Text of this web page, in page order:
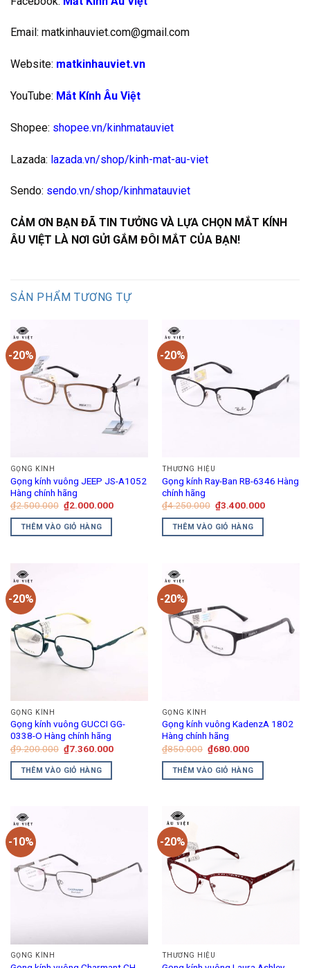
Email: matkinhauviet.com@gmail.com
Website: matkinhauviet.vn
YouTube: Mắt Kính Âu Việt
Shopee: shopee.vn/kinhmatauviet
Lazada: lazada.vn/shop/kinh-mat-au-viet
Sendo: sendo.vn/shop/kinhmatauviet
CẢM ƠN BẠN ĐÃ TIN TƯỞNG VÀ LỰA CHỌN MẮT KÍNH
ÂU VIỆT LÀ NƠI GỬI GẮM ĐÔI MẮT CỦA BẠN!
SẢN PHẨM TƯƠNG TỰ
-20%
GỌNG KÍNH
Gọng kính vuông JEEP JS-A1052
Hàng chính hãng
₫2.500.000 Giá
gốc
là:
₫2.500.000.
₫2.000.000Giá
THÊM VÀO GIỎ HÀNG
-20%
THƯƠNG HIỆU
Gọng kính Ray-Ban RB-6346 Hàng
chính hãng
₫4.250.000 Giá
gốc
là:
₫4.250.000.
₫3.400.000Giá
THÊM VÀO GIỎ HÀNG
-20%
GỌNG KÍNH
Gọng kính vuông GUCCI GG-
0338-O Hàng chính hãng
₫9.200.000 Giá
gốc
là:
₫9.200.000.
₫7.360.000Giá
THÊM VÀO GIỎ HÀNG
-20%
GỌNG KÍNH
Gọng kính vuông KadenzA 1802
Hàng chính hãng
₫850.000 Giá
gốc
là:
₫850.000.
₫680.000Giá
tại
là:
THÊM VÀO GIỎ HÀNG
-10%
GỌNG KÍNH
-20%
THƯƠNG HIỆU